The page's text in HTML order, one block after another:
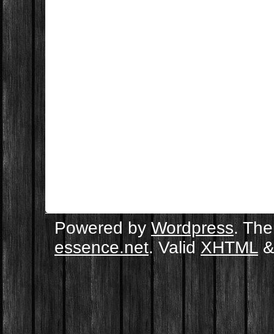
Powered byWordpress.
essence.net. Valid XHTML